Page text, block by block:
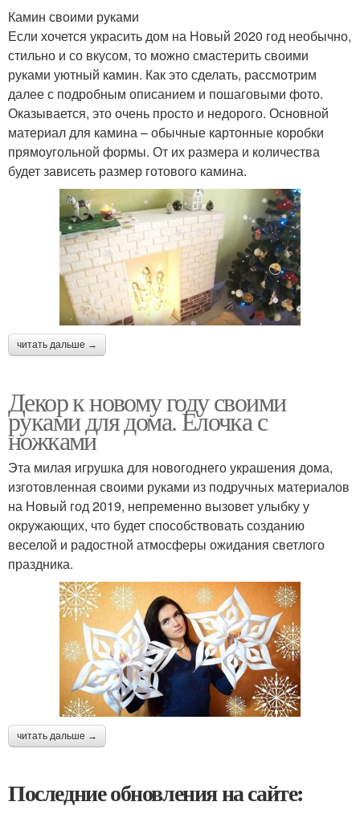
Камин своими руками
Если хочется украсить дом на Новый 2020 год необычно,
стильно и со вкусом, то можно смастерить своими
руками уютный камин. Как это сделать, рассмотрим
далее с подробным описанием и пошаговыми фото.
Оказывается, это очень просто и недорого. Основной
материал для камина – обычные картонные коробки
прямоугольной формы. От их размера и количества
будет зависеть размер готового камина.
читать дальше →
Декор к новому году своими
руками для дома. Елочка с
ножками
Эта милая игрушка для новогоднего украшения дома,
изготовленная своими руками из подручных материалов
на Новый год 2019, непременно вызовет улыбку у
окружающих, что будет способствовать созданию
веселой и радостной атмосферы ожидания светлого
праздника.
читать дальше →
Последние обновления на сайте: